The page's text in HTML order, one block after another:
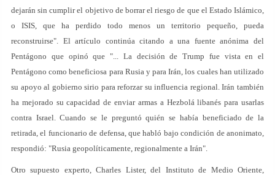
dejarán sin cumplir el objetivo de borrar el riesgo de que el Estado Islámico,
o ISIS, que ha perdido todo menos un territorio pequeño, pueda
reconstruirse". El artículo continúa citando a una fuente anónima del
Pentágono que opinó que "... La decisión de Trump fue vista en el
Pentágono como beneficiosa para Rusia y para Irán, los cuales han utilizado
su apoyo al gobierno sirio para reforzar su influencia regional. Irán también
ha mejorado su capacidad de enviar armas a Hezbolá libanés para usarlas
contra Israel. Cuando se le preguntó quién se había beneficiado de la
retirada, el funcionario de defensa, que habló bajo condición de anonimato,
respondió: "Rusia geopolíticamente, regionalmente a Irán".
Otro supuesto experto, Charles Lister, del Instituto de Medio Oriente,